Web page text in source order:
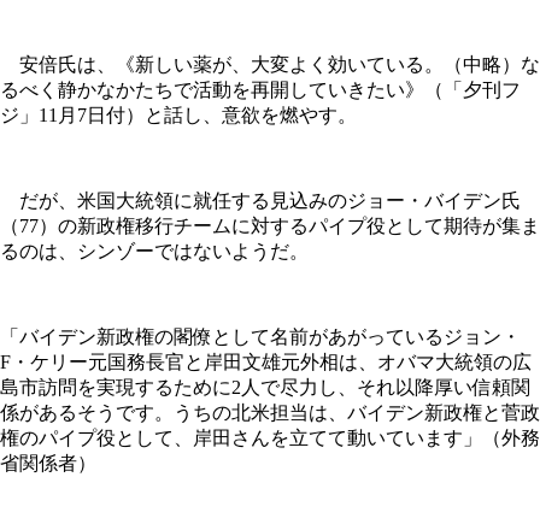
安倍氏は、《新しい薬が、大変よく効いている。（中略）な
るべく静かなかたちで活動を再開していきたい》（「夕刊フ
ジ」11月7日付）と話し、意欲を燃やす。
だが、米国大統領に就任する見込みのジョー・バイデン氏
（77）の新政権移行チームに対するパイプ役として期待が集ま
るのは、シンゾーではないようだ。
「バイデン新政権の閣僚として名前があがっているジョン・
F・ケリー元国務長官と岸田文雄元外相は、オバマ大統領の広
島市訪問を実現するために2人で尽力し、それ以降厚い信頼関
係があるそうです。うちの北米担当は、バイデン新政権と菅政
権のパイプ役として、岸田さんを立てて動いています」（外務
省関係者）